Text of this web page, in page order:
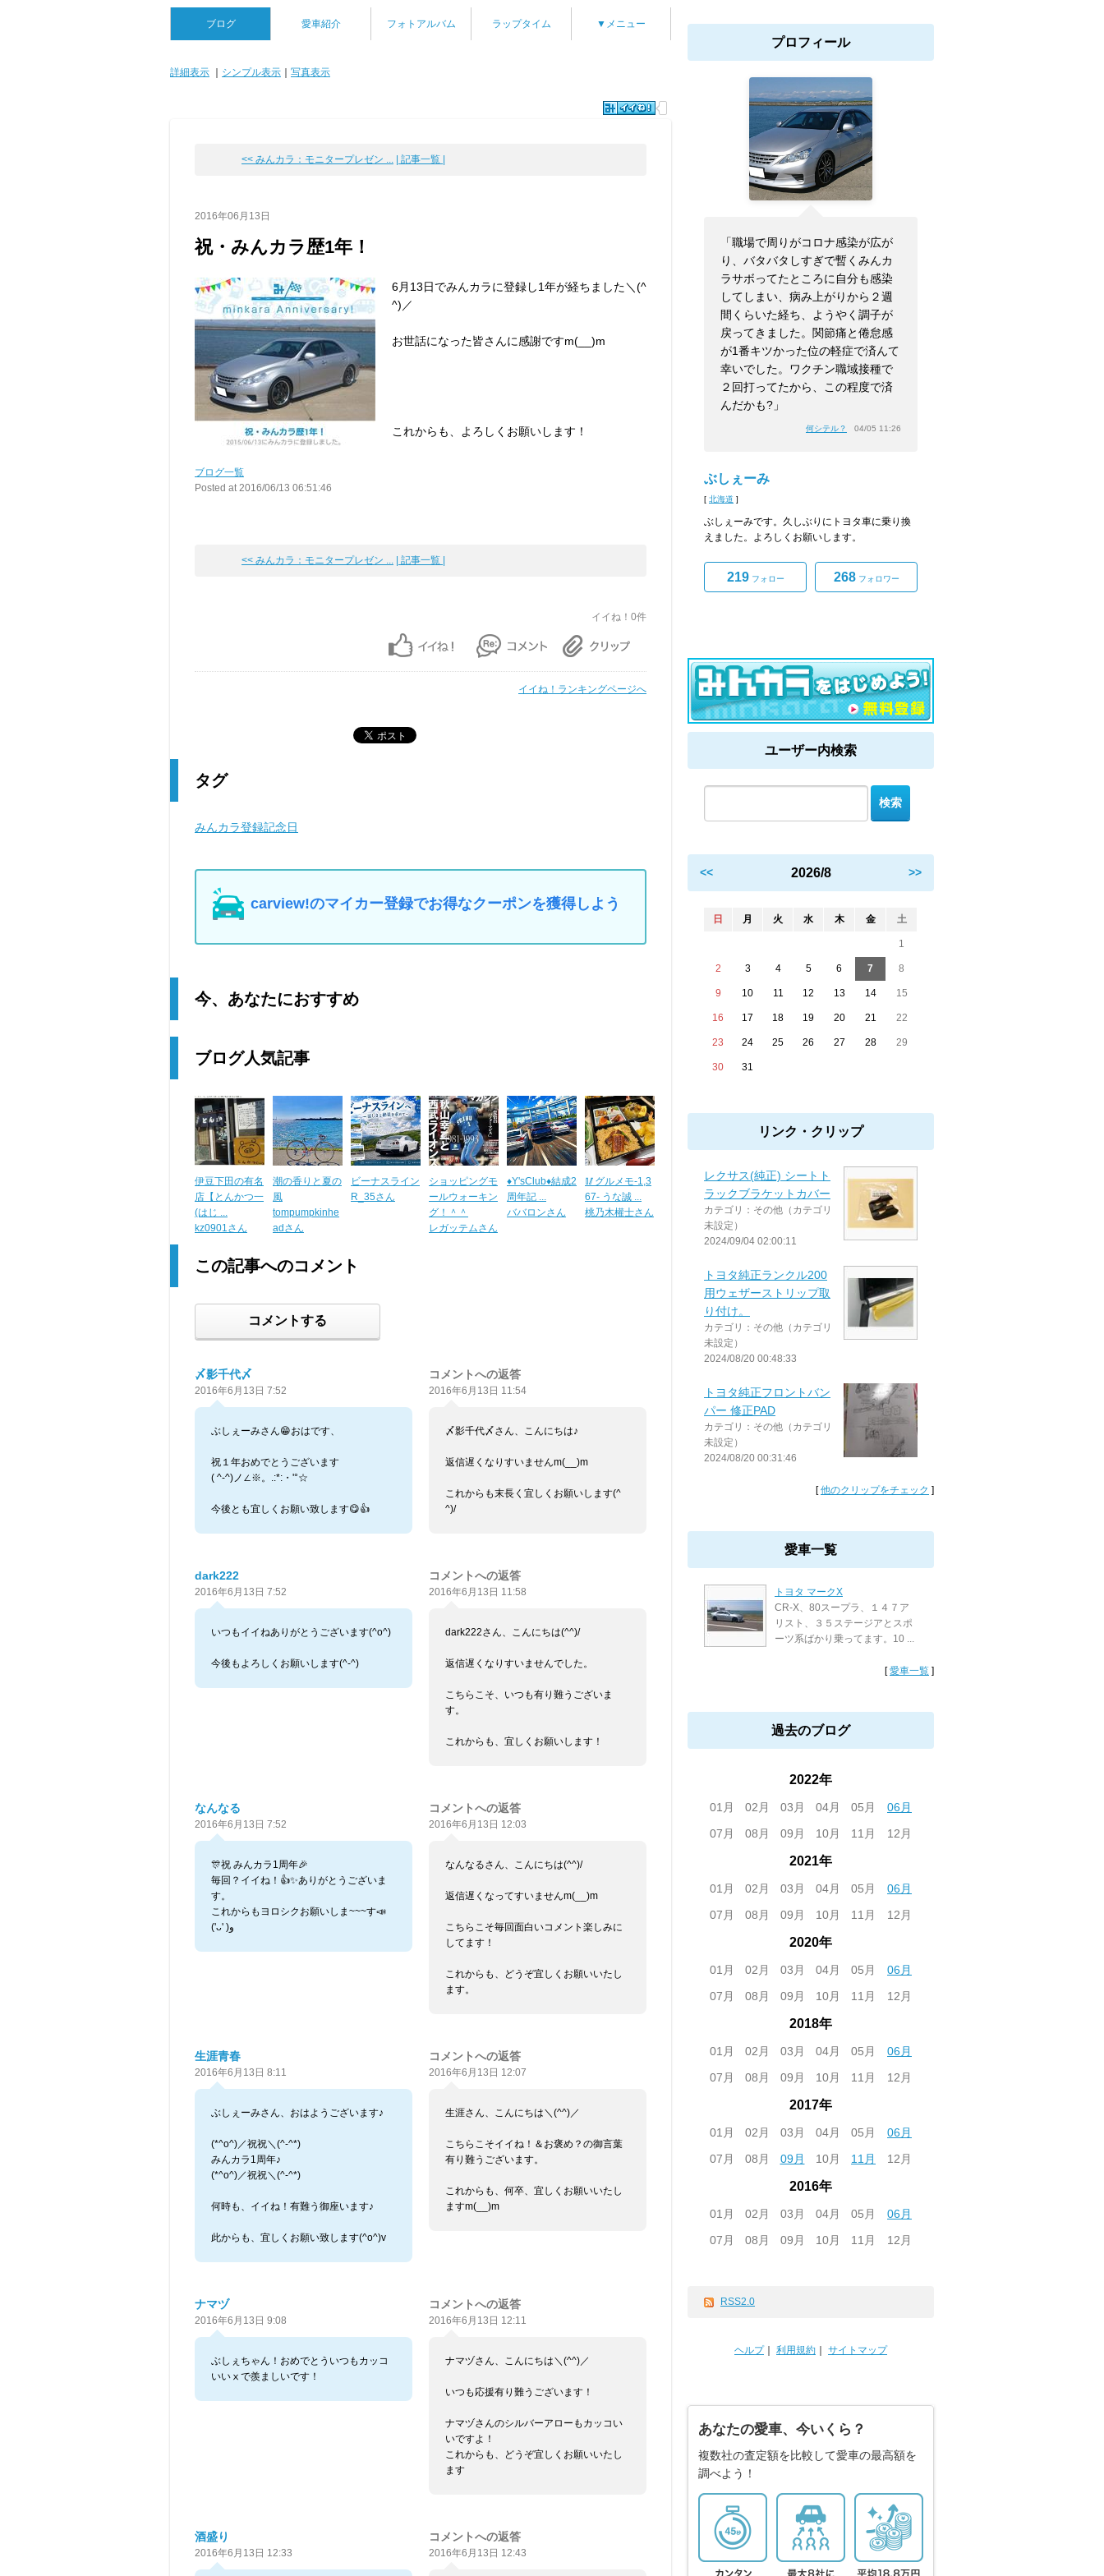
ブログ 愛車紹介 フォトアルバム ラップタイム ▼メニュー
詳細表示 シンプル表示 写真表示
<< みんカラ：モニタープレゼン ... | 記事一覧 |
2016年06月13日
祝・みんカラ歴1年！
6月13日でみんカラに登録し1年が経ちました＼(^
^)／
お世話になった皆さんに感謝ですm(__)m
これからも、よろしくお願いします！
ブログ一覧
Posted at 2016/06/13 06:51:46
<< みんカラ：モニタープレゼン ... | 記事一覧 |
イイね！0件
イイね！ランキングページへ
タグ
みんカラ登録記念日
carview!のマイカー登録でお得なクーポンを獲得しよう
今、あなたにおすすめ
ブログ人気記事
伊豆下田の有名
店【とんかつ一
(はじ ...
kz0901さん
潮の香りと夏の
風
tompumpkinhe
adさん
ビーナスライン
R_35さん
ショッピングモ
ールウォーキン
グ！＾＾
レガッテムさん
♦️Y'sClub♦️結成2
周年記 ...
ババロンさん
🥢グルメモ-1,3
67- うな誠 ...
桃乃木權士さん
この記事へのコメント
コメントする
〆影千代〆
2016年6月13日 7:52
ぶしぇーみさん😁おはです、
祝１年おめでとうございます
( ^-^)ノ∠※。.:*:・'°☆
今後とも宜しくお願い致します😋👍
コメントへの返答
2016年6月13日 11:54
〆影千代〆さん、こんにちは♪
返信遅くなりすいませんm(__)m
これからも末長く宜しくお願いします(^
^)/
dark222
2016年6月13日 7:52
いつもイイねありがとうございます(^o^)
今後もよろしくお願いします(^-^)
コメントへの返答
2016年6月13日 11:58
dark222さん、こんにちは(^^)/
返信遅くなりすいませんでした。
こちらこそ、いつも有り難うございま
す。
これからも、宜しくお願いします！
なんなる
2016年6月13日 7:52
🎊祝 みんカラ1周年🎉
毎回？イイね！👍✨ありがとうございま
す。
これからもヨロシクお願いしま~~~す📣
('ᴗ' )و
コメントへの返答
2016年6月13日 12:03
なんなるさん、こんにちは(^^)/
返信遅くなってすいませんm(__)m
こちらこそ毎回面白いコメント楽しみに
してます！
これからも、どうぞ宜しくお願いいたし
ます。
生涯青春
2016年6月13日 8:11
ぶしぇーみさん、おはようございます♪
(*^o^)／祝祝＼(^-^*)
みんカラ1周年♪
(*^o^)／祝祝＼(^-^*)
何時も、イイね！有難う御座います♪
此からも、宜しくお願い致します(^o^)v
コメントへの返答
2016年6月13日 12:07
生涯さん、こんにちは＼(^^)／
こちらこそイイね！＆お褒め？の御言葉
有り難うございます。
これからも、何卒、宜しくお願いいたし
ますm(__)m
ナマヅ
2016年6月13日 9:08
ぶしぇちゃん！おめでとういつもカッコ
いいⅹで羨ましいです！
コメントへの返答
2016年6月13日 12:11
ナマヅさん、こんにちは＼(^^)／
いつも応援有り難うございます！
ナマヅさんのシルバーアローもカッコい
いですよ！
これからも、どうぞ宜しくお願いいたし
ます
酒盛り
2016年6月13日 12:33
コメントへの返答
2016年6月13日 12:43
プロフィール
「職場で周りがコロナ感染が広が
り、バタバタしすぎで暫くみんカ
ラサボってたところに自分も感染
してしまい、病み上がりから２週
間くらいた経ち、ようやく調子が
戻ってきました。関節痛と倦怠感
が1番キツかった位の軽症で済んて
幸いでした。ワクチン職域接種で
２回打ってたから、この程度で済
んだかも?」
何シテル？ 04/05 11:26
ぶしぇーみ
[ 北海道 ]
ぶしぇーみです。久しぶりにトヨタ車に乗り換
えました。よろしくお願いします。
219フォロー 268フォロワー
ユーザー内検索
<< 2026/8 >>
日 月 火 水 木 金 土
1
2 3 4 5 6 7 8
9 10 11 12 13 14 15
16 17 18 19 20 21 22
23 24 25 26 27 28 29
30 31
リンク・クリップ
レクサス(純正) シートト
ラックブラケットカバー
カテゴリ：その他（カテゴリ
未設定）
2024/09/04 02:00:11
トヨタ純正ランクル200
用ウェザーストリップ取
り付け。
カテゴリ：その他（カテゴリ
未設定）
2024/08/20 00:48:33
トヨタ純正フロントバン
パー 修正PAD
カテゴリ：その他（カテゴリ
未設定）
2024/08/20 00:31:46
[他のクリップをチェック ]
愛車一覧
トヨタ マークX
CR-X、80スープラ、１４７ア
リスト、３５ステージアとスポ
ーツ系ばかり乗ってます。10 ...
[愛車一覧 ]
過去のブログ
2022年
01月 02月 03月 04月 05月
06月
07月
08月 09月 10月 11月 12月
2021年
01月 02月 03月 04月 05月
06月
07月
08月 09月 10月 11月 12月
2020年
01月 02月 03月 04月 05月
06月
07月
08月 09月 10月 11月 12月
2018年
01月 02月 03月 04月 05月
06月
07月
08月 09月 10月 11月 12月
2017年
01月 02月 03月 04月 05月
06月
07月
08月 09月 10月 11月 12月
2016年
01月 02月 03月 04月 05月
06月
07月
08月 09月 10月 11月 12月
RSS2.0
ヘルプ｜ 利用規約 サイトマップ
あなたの愛車、今いくら？
複数社の査定額を比較して愛車の最高額を
調べよう！